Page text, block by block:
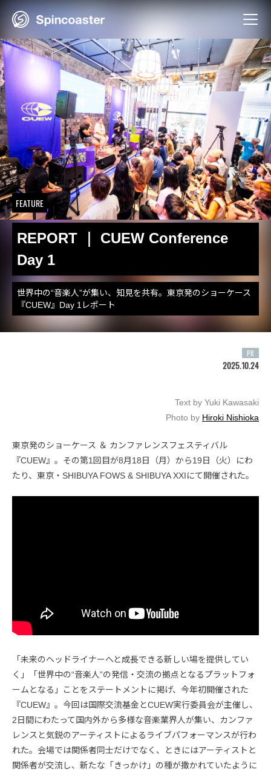
Skip
FEATURE
REPORT ｜ CUEW Conference
Day 1
世界中の“音楽人”が集い、知見を共有。東京発のショーケース
『CUEW』Day 1レポート
PR
2025.10.24
Text by Yuki Kawasaki
Photo by Hiroki Nishioka
東京発のショーケース ＆ カンファレンスフェスティバル
『CUEW』。その第1回目が8月18日（月）から19日（火）にわ
たり、東京・SHIBUYA FOWS & SHIBUYA XXIにて開催された。
「未来のヘッドライナーへと成長できる新しい場を提供してい
く」「世界中の“音楽人”の発信・交流の拠点となるプラットフォ
ームとなる」ことをステートメントに掲げ、今年初開催された
『CUEW』。今回は国際交流基金とCUEW実行委員会が主催し、
2日間にわたって国内外から多様な音楽業界人が集い、カンファ
レンスと気鋭のアーティストによるライブパフォーマンスが行わ
れた。会場では関係者同士だけでなく、ときにはアーティストと
関係者が交流し、新たな「きっかけ」の種が撒かれていたように